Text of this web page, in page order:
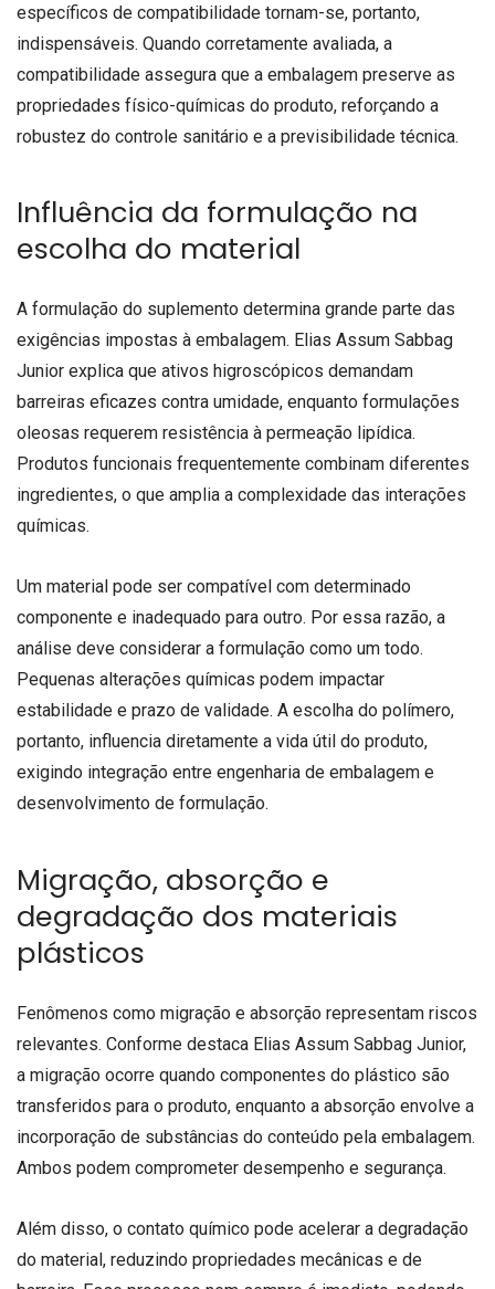
específicos de compatibilidade tornam-se, portanto,
indispensáveis. Quando corretamente avaliada, a
compatibilidade assegura que a embalagem preserve as
propriedades físico-químicas do produto, reforçando a
robustez do controle sanitário e a previsibilidade técnica.
Influência da formulação na
escolha do material
A formulação do suplemento determina grande parte das
exigências impostas à embalagem. Elias Assum Sabbag
Junior explica que ativos higroscópicos demandam
barreiras eficazes contra umidade, enquanto formulações
oleosas requerem resistência à permeação lipídica.
Produtos funcionais frequentemente combinam diferentes
ingredientes, o que amplia a complexidade das interações
químicas.
Um material pode ser compatível com determinado
componente e inadequado para outro. Por essa razão, a
análise deve considerar a formulação como um todo.
Pequenas alterações químicas podem impactar
estabilidade e prazo de validade. A escolha do polímero,
portanto, influencia diretamente a vida útil do produto,
exigindo integração entre engenharia de embalagem e
desenvolvimento de formulação.
Migração, absorção e
degradação dos materiais
plásticos
Fenômenos como migração e absorção representam riscos
relevantes. Conforme destaca Elias Assum Sabbag Junior,
a migração ocorre quando componentes do plástico são
transferidos para o produto, enquanto a absorção envolve a
incorporação de substâncias do conteúdo pela embalagem.
Ambos podem comprometer desempenho e segurança.
Além disso, o contato químico pode acelerar a degradação
do material, reduzindo propriedades mecânicas e de